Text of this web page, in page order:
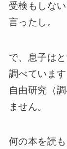
受検もしな
言ったし。
で、息子は
調べています
自由研究（
ません。
何の本を読